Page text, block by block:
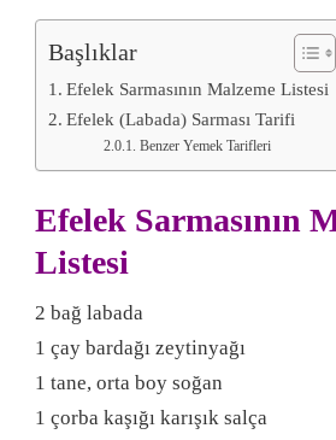
Başlıklar
Efelek Sarmasının Malzeme Listesi
Efelek (Labada) Sarması Tarifi
Benzer Yemek Tarifleri
Efelek Sarmasının
Listesi
2 bağ labada
1 çay bardağı zeytinyağı
1 tane, orta boy soğan
1 çorba kaşığı karışık salça